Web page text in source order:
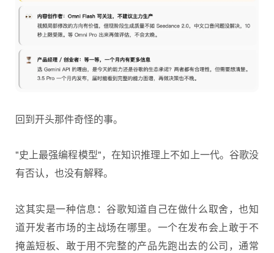
回到开头那件奇怪的事。
"史上最强编程模型"，在知识推理上不如上一代。谷歌没
有否认，也没有解释。
这其实是一种信息：谷歌知道自己在做什么取舍，也知
道开发者市场的主战场在哪里。一个在发布会上敢于不
掩盖短板、敢于用不完整的产品先跑出去的公司，通常